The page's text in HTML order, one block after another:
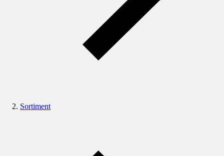
Sortiment